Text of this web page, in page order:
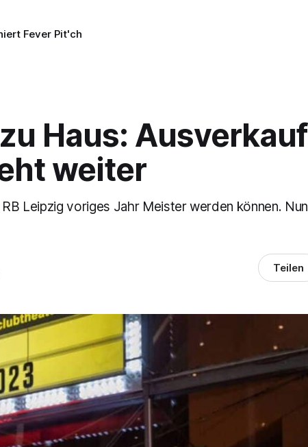
Fever Pit'ch
Haus: Ausverkauf
weiter
Leipzig voriges Jahr Meister werden können. Nun
Teilen